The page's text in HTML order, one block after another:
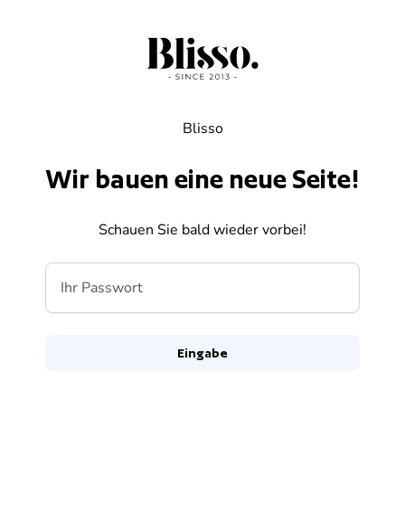
Blisso
Wir bauen eine neue Seite!
Schauen Sie bald wieder vorbei!
Ihr Passwort
Eingabe